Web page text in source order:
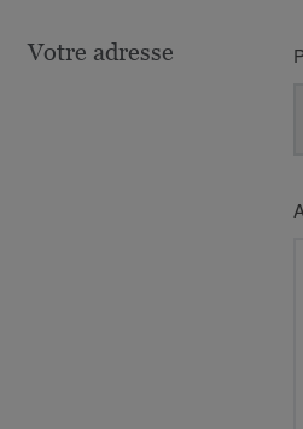
Votre adresse